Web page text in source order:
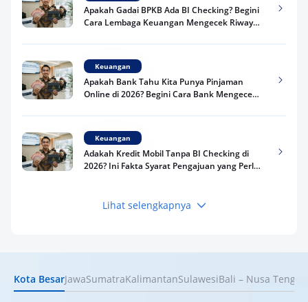
Apakah Gadai BPKB Ada BI Checking? Begini
Cara Lembaga Keuangan Mengecek Riwayat
Keuangan
Apakah Bank Tahu Kita Punya Pinjaman
Online di 2026? Begini Cara Bank Mengecek
Keuangan
Adakah Kredit Mobil Tanpa BI Checking di
2026? Ini Fakta Syarat Pengajuan yang Perlu
Keuangan
Keuangan
Lihat selengkapnya
Kota BesarJawaSumatraKalimantanSulawesiBali – Nusa